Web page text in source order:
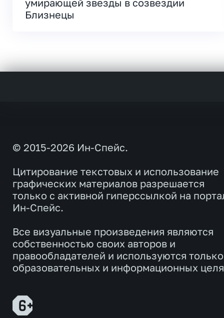
умирающей звезды в созвездии
Близнецы
© 2015-2026 Ин-Спейс.
Цитирование текстовых и использование
графических материалов разрешается
только с активной гиперссылкой на
Ин-Спейс.
Все визуальные произведения являются
собственностью своих авторов и
правообладателей и используются
образовательных и информационных